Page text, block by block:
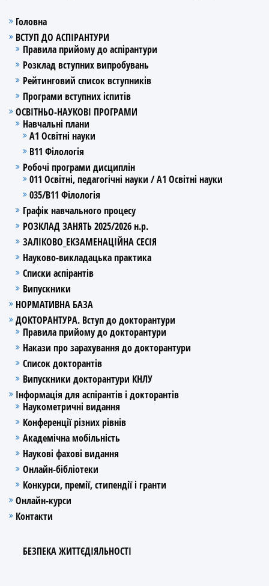
Головна
ВСТУП ДО АСПІРАНТУРИ
Правила прийому до аспірантури
Розклад вступних випробувань
Рейтинговий список вступників
Програми вступних іспитів
ОСВІТНЬО-НАУКОВІ ПРОГРАМИ
Навчальні плани
А1 Освітні науки
В11 Філологія
Робочі програми дисциплін
011 Освітні, педагогічні науки / А1 Освітні науки
035/В11 Філологія
Графік навчального процесу
РОЗКЛАД ЗАНЯТЬ 2025/2026 н.р.
ЗАЛІКОВО_ЕКЗАМЕНАЦІЙНА СЕСІЯ
Науково-викладацька практика
Списки аспірантів
Випускники
НОРМАТИВНА БАЗА
ДОКТОРАНТУРА. Вступ до докторантури
Правила прийому до докторантури
Накази про зарахування до докторантури
Список докторантів
Випускники докторантури КНЛУ
Інформація для аспірантів і докторантів
Наукометричні видання
Конференції різних рівнів
Академічна мобільність
Наукові фахові видання
Онлайн-бібліотеки
Конкурси, премії, стипендії і гранти
Онлайн-курси
Контакти
БЕЗПЕКА ЖИТТЄДІЯЛЬНОСТІ